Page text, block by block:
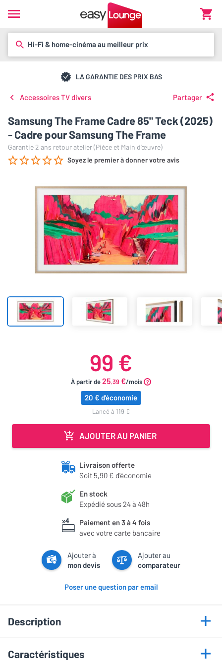
Hi-Fi & home-cinéma au meilleur prix
LA GARANTIE DES PRIX BAS
Accessoires TV divers Partager
Samsung The Frame Cadre 85" Teck (2025)
- Cadre pour Samsung The Frame
Garantie 2 ans retour atelier (Pièce et Main d’œuvre)
Soyez le premier à donner votre avis
99 €
À partir de25.39 €/mois
20 € d'économie
lancé à 119 €
AJOUTER AU PANIER
Livraison offerte
Soit 5,90 € d'économie
En stock
Expédié sous 24 à 48h
Paiement en 3 à 4 fois
avec votre carte bancaire
Ajouter à
mon devis
Ajouter au
comparateur
Poser une question par email
Description
Points forts
Caractéristiques